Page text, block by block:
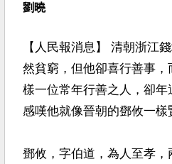
劉曉
【人民報消息】 清朝浙江
然貧窮，但他卻喜行善事
樣一位常年行善之人，卻
感嘆他就像晉朝的鄧攸一樣
鄧攸，字伯道，為人至孝